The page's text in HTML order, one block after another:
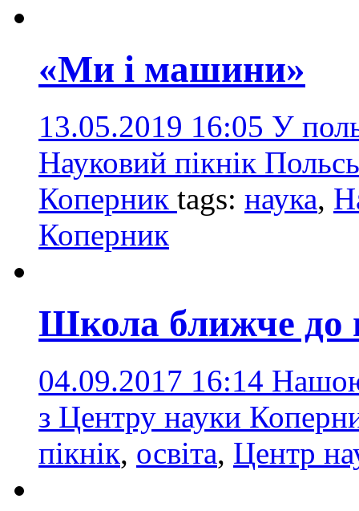
«Ми і машини»
13.05.2019 16:05 У
Науковий пікнік
Коперник tags: наука,
Коперник
Школа ближче до
04.09.2017 16:14
з Центру науки
пікнік, освіта, Центр